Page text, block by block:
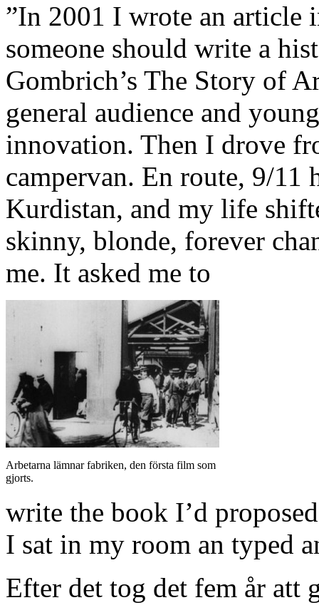
”In 2001 I wrote an article
someone should write a
Gombrich’s The Story of
general audience and
innovation. Then I drove
campervan. En route, 9/11
Kurdistan, and my life
skinny, blonde, forever
me. It asked me to
Arbetarna lämnar fabriken, den första film som
gjorts.
write the book I’d
I sat in my room an typed
Efter det tog det fem år att